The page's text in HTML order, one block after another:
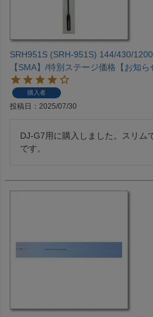
SRH951S (SRH-951S) 144/430/
【SMA】/特別ステージ価格【お知ら
購入者
投稿日 2025/07/30
DJ-G7用に購入しました。スリム